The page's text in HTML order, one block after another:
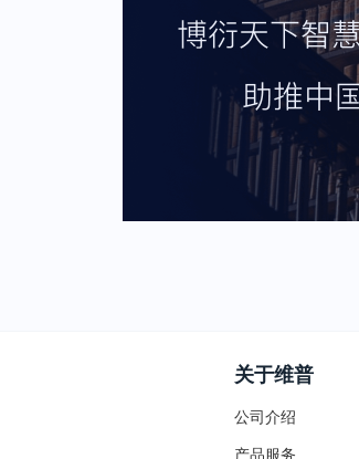
关于维普
公司介绍
产品服务